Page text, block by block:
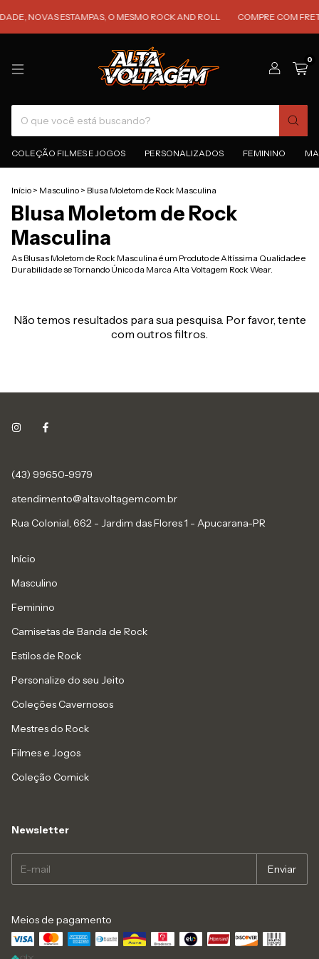
NOVAS ESTAMPAS, O MESMO ROCK AND ROLL COMPRE COM
0
COLEÇÃO FILMES E JOGOS PERSONALIZADOS FEMININO
Início > Masculino > Blusa Moletom de Rock Masculina
Blusa Moletom de Rock
Masculina
As Blusas Moletom de Rock Masculina é um Produto de Altíssima Qualidade e
Durabilidade se Tornando Único da Marca Alta Voltagem Rock Wear.
Não temos resultados para sua pesquisa. Por favor, tente
com outros filtros.
(43) 99650-9979
atendimento@altavoltagem.com.br
Rua Colonial, 662 - Jardim das Flores 1 - Apucarana-PR
Início
Masculino
Feminino
Camisetas de Banda de Rock
Estilos de Rock
Personalize do seu Jeito
Coleções Cavernosos
Mestres do Rock
Filmes e Jogos
Coleção Comick
Newsletter
Meios de pagamento